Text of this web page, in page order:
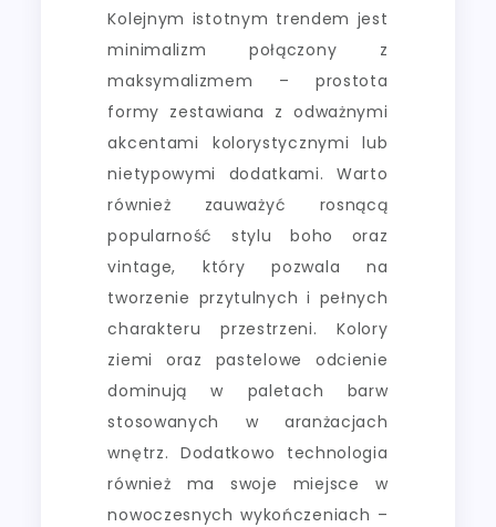
Kolejnym istotnym trendem jest
minimalizm połączony z
maksymalizmem – prostota
formy zestawiana z odważnymi
akcentami kolorystycznymi lub
nietypowymi dodatkami. Warto
również zauważyć rosnącą
popularność stylu boho oraz
vintage, który pozwala na
tworzenie przytulnych i pełnych
charakteru przestrzeni. Kolory
ziemi oraz pastelowe odcienie
dominują w paletach barw
stosowanych w aranżacjach
wnętrz. Dodatkowo technologia
również ma swoje miejsce w
nowoczesnych wykończeniach –